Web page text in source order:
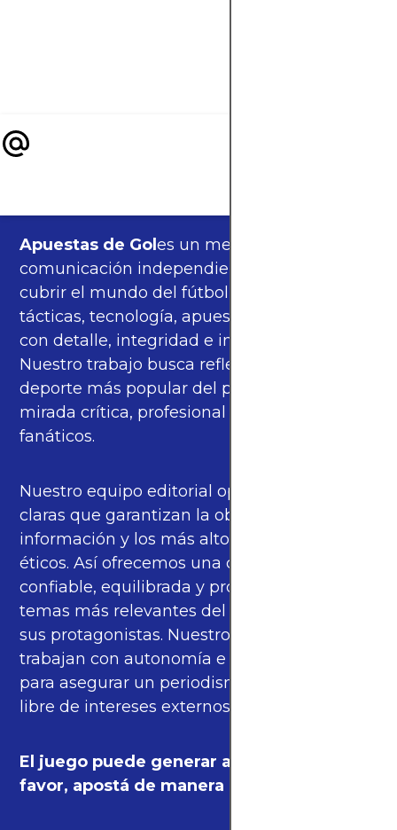
Apuestas de Goles un medio de
comunicación independiente, orgulloso de
cubrir el mundo del fútbol —partidos,
tácticas, tecnología, apuestas y cultura—
con detalle, integridad e imparcialidad.
Nuestro trabajo busca reflejar la pasión del
deporte más popular del planeta con una
mirada crítica, profesional y cercana a los
fanáticos.
Nuestro equipo editorial opera bajo pautas
claras que garantizan la objetividad de la
información y los más altos estándares
éticos. Así ofrecemos una cobertura
confiable, equilibrada y propia sobre los
temas más relevantes del fútbol mundial y
sus protagonistas. Nuestros periodistas
trabajan con autonomía e independencia
para asegurar un periodismo de calidad,
libre de intereses externos.
El juego puede generar adicción. Por
favor, apostá de manera responsable.